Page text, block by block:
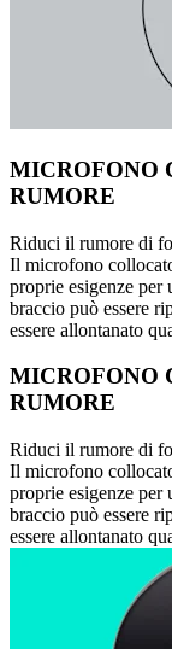
MICROFONO
RUMORE
Riduci il rumore di
Il microfono
proprie esigenze
braccio può essere
essere allontanato
MICROFONO
RUMORE
Riduci il rumore di
Il microfono
proprie esigenze
braccio può essere
essere allontanato